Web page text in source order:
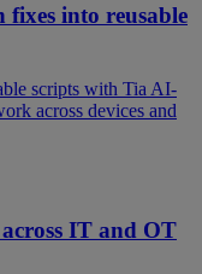
into reusable
scripts with Tia AI-
across devices and
across IT and OT